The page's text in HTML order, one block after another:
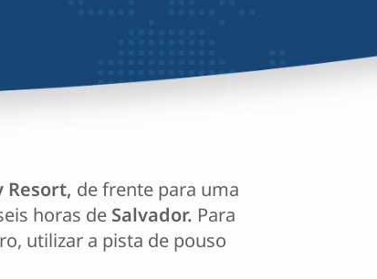
Resort, de frente para uma
horas de Salvador. Para
utilizar a pista de pouso